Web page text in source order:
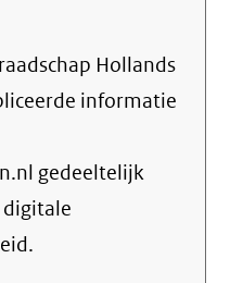
informatie
gedeeltelijk